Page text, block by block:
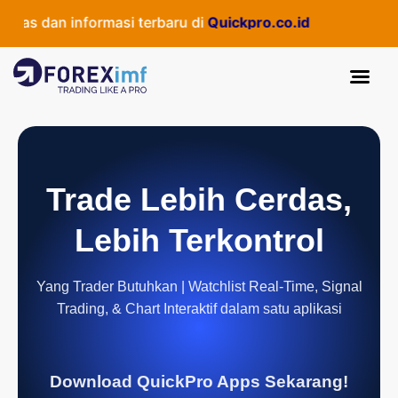
dan informasi terbaru diQuickpro.co.id
Trade Lebih Cerdas,
Lebih Terkontrol
Yang Trader Butuhkan | Watchlist Real-Time, Signal
Trading, & Chart Interaktif dalam satu aplikasi
Download QuickPro Apps Sekarang!